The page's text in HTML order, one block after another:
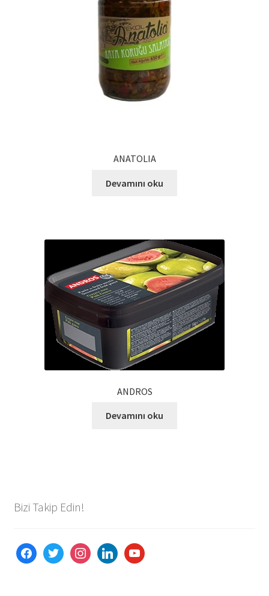
Yönetim Kurulu Kişiler
ANATOLIA
Devamını oku
ANDROS
Devamını oku
Bizi Takip Edin!
facebooktwitter instagramlinkedinyoutube